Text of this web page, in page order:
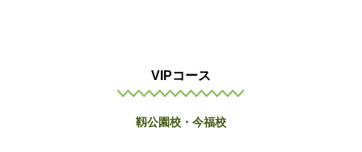
VIPコース
靱公園校・今福校